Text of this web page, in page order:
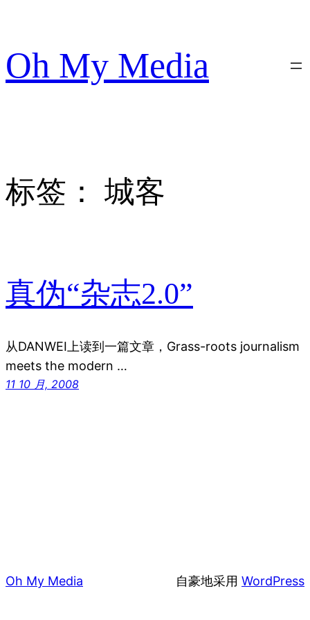
内
容
Oh My Media
标签： 城客
真伪“杂志2.0”
从DANWEI上读到一篇文章，Grass-roots journalism
meets the modern …
11 10 月, 2008
Oh My Media 自豪地采用 WordPress